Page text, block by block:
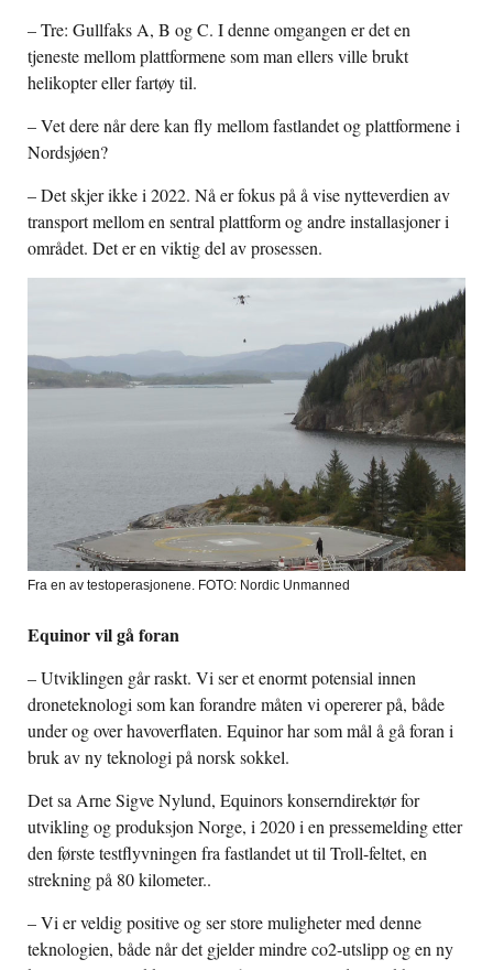
– Tre: Gullfaks A, B og C. I denne omgangen er det en
tjeneste mellom plattformene som man ellers ville brukt
helikopter eller fartøy til.
– Vet dere når dere kan fly mellom fastlandet og plattformene i
Nordsjøen?
– Det skjer ikke i 2022. Nå er fokus på å vise nytteverdien av
transport mellom en sentral plattform og andre installasjoner i
området. Det er en viktig del av prosessen.
Fra en av testoperasjonene. FOTO: Nordic Unmanned
Equinor vil gå foran
– Utviklingen går raskt. Vi ser et enormt potensial innen
droneteknologi som kan forandre måten vi opererer på, både
under og over havoverflaten. Equinor har som mål å gå foran i
bruk av ny teknologi på norsk sokkel.
Det sa Arne Sigve Nylund, Equinors konserndirektør for
utvikling og produksjon Norge, i 2020 i en pressemelding etter
den første testflyvningen fra fastlandet ut til Troll-feltet, en
strekning på 80 kilometer..
– Vi er veldig positive og ser store muligheter med denne
teknologien, både når det gjelder mindre co2-utslipp og en ny